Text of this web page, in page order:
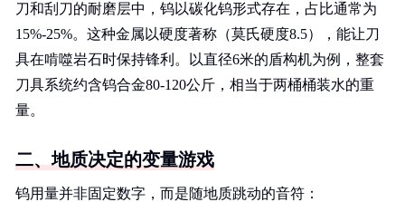
刀和刮刀的耐磨层中，钨以碳化钨形式存在，占比通常为
15%-25%。这种金属以硬度著称（莫氏硬度8.5），能让刀
具在啃噬岩石时保持锋利。以直径6米的盾构机为例，整套
刀具系统约含钨合金80-120公斤，相当于两桶桶装水的重
量。
二、地质决定的变量游戏
钨用量并非固定数字，而是随地质跳动的音符：